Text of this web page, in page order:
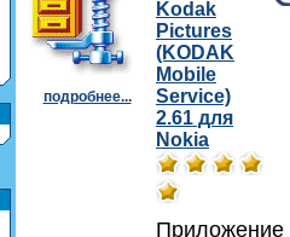
подробнее...
Kodak
Pictures
(KODAK
Mobile
Service)
2.61 для
Nokia
Приложение